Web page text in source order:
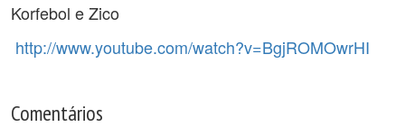
Korfebol e Zico
http://www.youtube.com/watch?v=BgjROMOwrHI
Comentários